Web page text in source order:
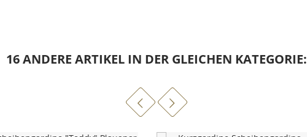
16 ANDERE ARTIKEL IN DER GLEICHEN KATEGORIE: